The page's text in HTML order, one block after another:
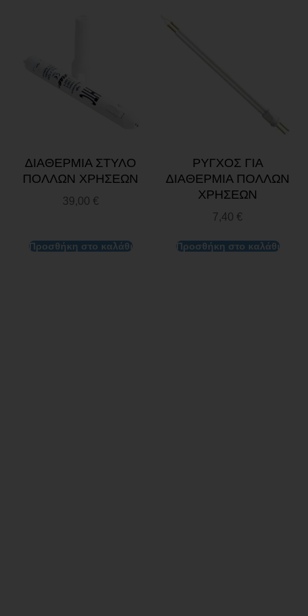
ΔΙΑΘΕΡΜΙΑ ΣΤΥΛΟ
ΠΟΛΛΩΝ ΧΡΗΣΕΩΝ
39,00 €
Προσθήκη στο καλάθι
ΡΥΓΧΟΣ ΓΙΑ
ΔΙΑΘΕΡΜΙΑ ΠΟΛΛΩΝ
ΧΡΗΣΕΩΝ
7,40 €
Προσθήκη στο καλάθι